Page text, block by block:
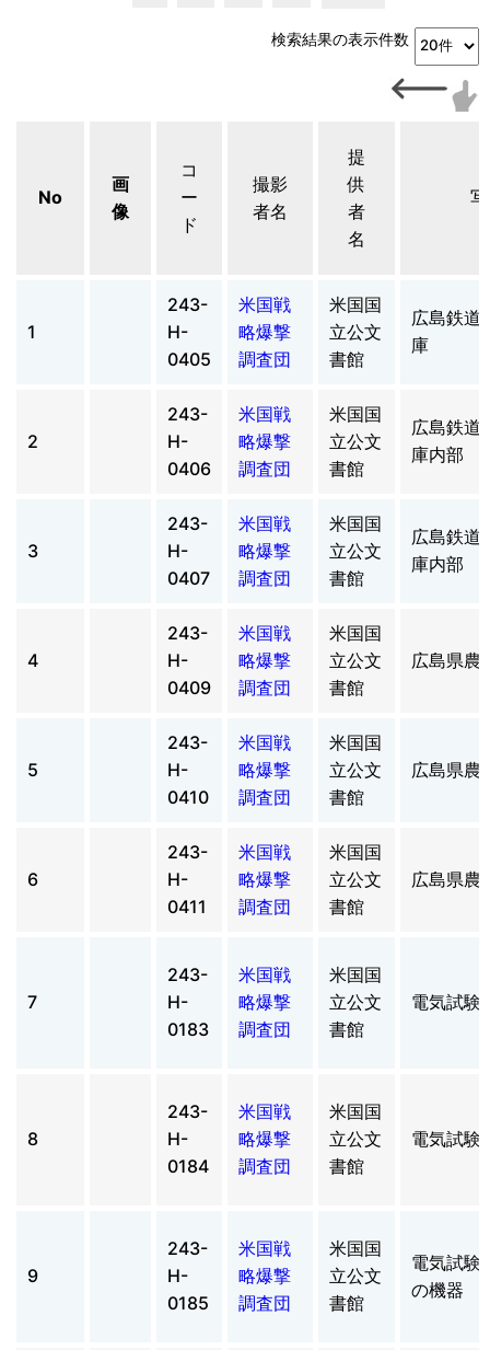
検索結果の表示件数
No
画
像
コ
ー
ド
撮影
者名
提
供
者
名
1
243-
H-
0405
米国戦
略爆撃
調査団
米国国
立公文
書館
広島鉄道
庫
2
243-
H-
0406
米国戦
略爆撃
調査団
米国国
立公文
書館
広島鉄道
庫内部
3
243-
H-
0407
米国戦
略爆撃
調査団
米国国
立公文
書館
広島鉄道
庫内部
4
243-
H-
0409
米国戦
略爆撃
調査団
米国国
立公文
書館
広島県農
5
243-
H-
0410
米国戦
略爆撃
調査団
米国国
立公文
書館
広島県農
6
243-
H-
0411
米国戦
略爆撃
調査団
米国国
立公文
書館
広島県農
7
243-
H-
0183
米国戦
略爆撃
調査団
米国国
立公文
書館
電気試験
8
243-
H-
0184
米国戦
略爆撃
調査団
米国国
立公文
書館
電気試験
9
243-
H-
0185
米国戦
略爆撃
調査団
米国国
立公文
書館
電気試験
の機器